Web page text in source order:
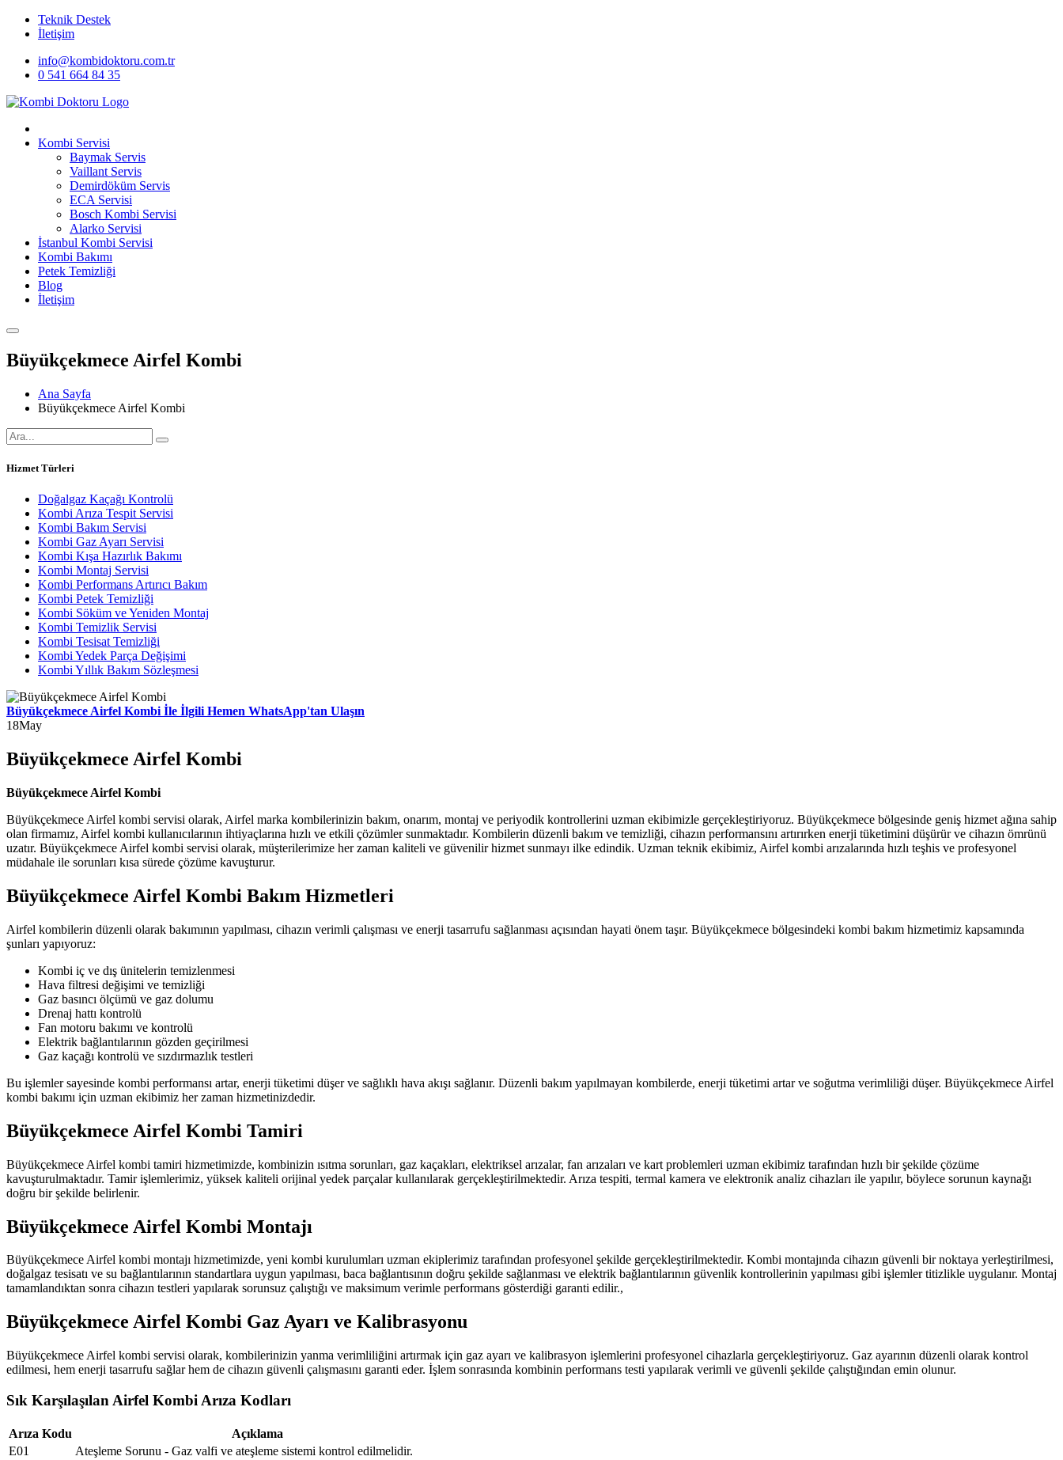
Teknik Destek
İletişim
info@kombidoktoru.com.tr
0 541 664 84 35
Kombi Servisi
Baymak Servis
Vaillant Servis
Demirdöküm Servis
ECA Servisi
Bosch Kombi Servisi
Alarko Servisi
İstanbul Kombi Servisi
Kombi Bakımı
Petek Temizliği
Blog
İletişim
Büyükçekmece Airfel Kombi
Ana Sayfa
Büyükçekmece Airfel Kombi
Hizmet Türleri
Doğalgaz Kaçağı Kontrolü
Kombi Arıza Tespit Servisi
Kombi Bakım Servisi
Kombi Gaz Ayarı Servisi
Kombi Kışa Hazırlık Bakımı
Kombi Montaj Servisi
Kombi Performans Artırıcı Bakım
Kombi Petek Temizliği
Kombi Söküm ve Yeniden Montaj
Kombi Temizlik Servisi
Kombi Tesisat Temizliği
Kombi Yedek Parça Değişimi
Kombi Yıllık Bakım Sözleşmesi
Büyükçekmece Airfel Kombi İle İlgili Hemen WhatsApp'tan Ulaşın
18May
Büyükçekmece Airfel Kombi
Büyükçekmece Airfel Kombi
Büyükçekmece Airfel kombi servisi olarak, Airfel marka kombilerinizin bakım, onarım, montaj ve periyodik kontrollerini uzman ekibimizle gerçekleştiriyoruz. Büyükçekmece bölgesinde geniş hizmet ağına sahip
olan firmamız, Airfel kombi kullanıcılarının ihtiyaçlarına hızlı ve etkili çözümler sunmaktadır. Kombilerin düzenli bakım ve temizliği, cihazın performansını artırırken enerji tüketimini düşürür ve cihazın ömrünü
uzatır. Büyükçekmece Airfel kombi servisi olarak, müşterilerimize her zaman kaliteli ve güvenilir hizmet sunmayı ilke edindik. Uzman teknik ekibimiz, Airfel kombi arızalarında hızlı teşhis ve profesyonel
müdahale ile sorunları kısa sürede çözüme kavuşturur.
Büyükçekmece Airfel Kombi Bakım Hizmetleri
Airfel kombilerin düzenli olarak bakımının yapılması, cihazın verimli çalışması ve enerji tasarrufu sağlanması açısından hayati önem taşır. Büyükçekmece bölgesindeki kombi bakım hizmetimiz kapsamında
şunları yapıyoruz:
Kombi iç ve dış ünitelerin temizlenmesi
Hava filtresi değişimi ve temizliği
Gaz basıncı ölçümü ve gaz dolumu
Drenaj hattı kontrolü
Fan motoru bakımı ve kontrolü
Elektrik bağlantılarının gözden geçirilmesi
Gaz kaçağı kontrolü ve sızdırmazlık testleri
Bu işlemler sayesinde kombi performansı artar, enerji tüketimi düşer ve sağlıklı hava akışı sağlanır. Düzenli bakım yapılmayan kombilerde, enerji tüketimi artar ve soğutma verimliliği düşer. Büyükçekmece Airfel
kombi bakımı için uzman ekibimiz her zaman hizmetinizdedir.
Büyükçekmece Airfel Kombi Tamiri
Büyükçekmece Airfel kombi tamiri hizmetimizde, kombinizin ısıtma sorunları, gaz kaçakları, elektriksel arızalar, fan arızaları ve kart problemleri uzman ekibimiz tarafından hızlı bir şekilde çözüme
kavuşturulmaktadır. Tamir işlemlerimiz, yüksek kaliteli orijinal yedek parçalar kullanılarak gerçekleştirilmektedir. Arıza tespiti, termal kamera ve elektronik analiz cihazları ile yapılır, böylece sorunun kaynağı
doğru bir şekilde belirlenir.
Büyükçekmece Airfel Kombi Montajı
Büyükçekmece Airfel kombi montajı hizmetimizde, yeni kombi kurulumları uzman ekiplerimiz tarafından profesyonel şekilde gerçekleştirilmektedir. Kombi montajında cihazın güvenli bir noktaya yerleştirilmesi,
doğalgaz tesisatı ve su bağlantılarının standartlara uygun yapılması, baca bağlantısının doğru şekilde sağlanması ve elektrik bağlantılarının güvenlik kontrollerinin yapılması gibi işlemler titizlikle uygulanır. Montaj
tamamlandıktan sonra cihazın testleri yapılarak sorunsuz çalıştığı ve maksimum verimle performans gösterdiği garanti edilir.,
Büyükçekmece Airfel Kombi Gaz Ayarı ve Kalibrasyonu
Büyükçekmece Airfel kombi servisi olarak, kombilerinizin yanma verimliliğini artırmak için gaz ayarı ve kalibrasyon işlemlerini profesyonel cihazlarla gerçekleştiriyoruz. Gaz ayarının düzenli olarak kontrol
edilmesi, hem enerji tasarrufu sağlar hem de cihazın güvenli çalışmasını garanti eder. İşlem sonrasında kombinin performans testi yapılarak verimli ve güvenli şekilde çalıştığından emin olunur.
Sık Karşılaşılan Airfel Kombi Arıza Kodları
Arıza Kodu
Açıklama
E01
Ateşleme Sorunu - Gaz valfi ve ateşleme sistemi kontrol edilmelidir.